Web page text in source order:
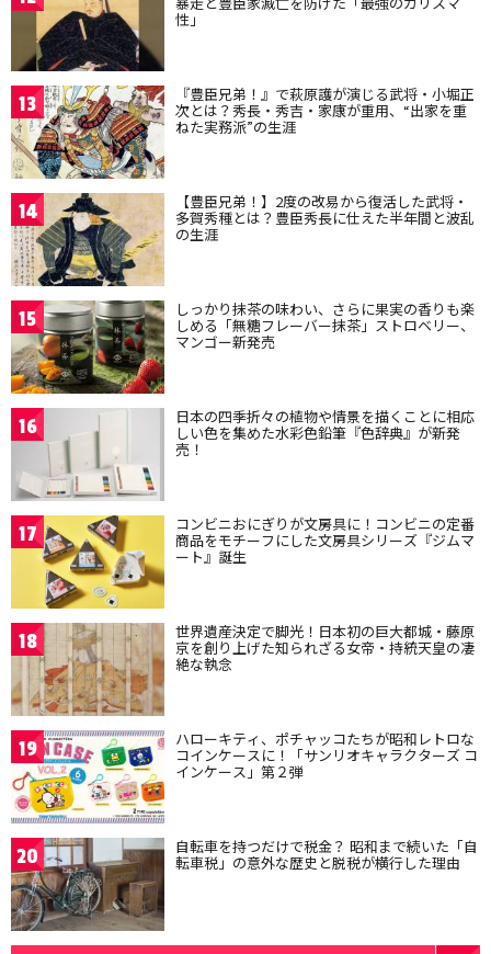
性」
13 『豊臣兄弟！』で萩原護が演じる武将・小堀正
次とは？秀長・秀吉・家康が重用、“出家を重
ねた実務派”の生涯
14 【豊臣兄弟！】2度の改易から復活した武将・
多賀秀種とは？豊臣秀長に仕えた半年間と波乱
の生涯
15 しっかり抹茶の味わい、さらに果実の香りも楽
しめる「無糖フレーバー抹茶」ストロベリー、
マンゴー新発売
16 日本の四季折々の植物や情景を描くことに相応
しい色を集めた水彩色鉛筆『色辞典』が新発
売！
17 コンビニおにぎりが文房具に！コンビニの定番
商品をモチーフにした文房具シリーズ『ジムマ
ート』誕生
18 世界遺産決定で脚光！日本初の巨大都城・藤原
京を創り上げた知られざる女帝・持統天皇の凄
絶な執念
19 ハローキティ、ポチャッコたちが昭和レトロな
コインケースに！「サンリオキャラクターズ コ
インケース」第２弾
20 自転車を持つだけで税金？ 昭和まで続いた「自
転車税」の意外な歴史と脱税が横行した理由